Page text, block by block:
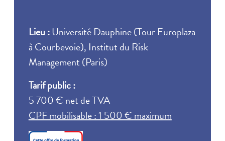
Lieu :Université Dauphine (Tour Europlaza
à Courbevoie), Institut du Risk
Management (Paris)
Tarif public :
5 700 € net de TVA
CPF mobilisable : 1 500 € maximum